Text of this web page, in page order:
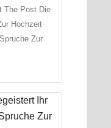
The Post Die
Hochzeit
Zur